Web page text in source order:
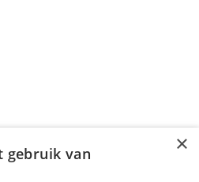
×
gebruik van